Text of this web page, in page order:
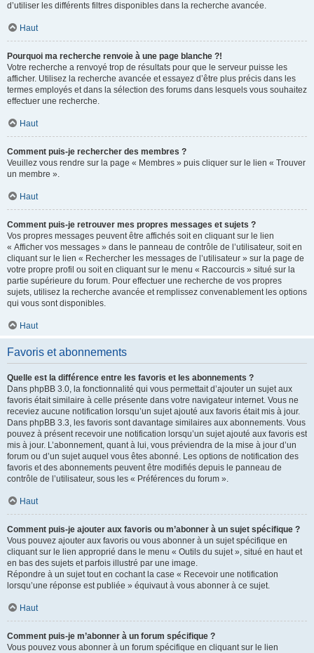
d’utiliser les différents filtres disponibles dans la recherche avancée.
Haut
Pourquoi ma recherche renvoie à une page blanche ?!
Votre recherche a renvoyé trop de résultats pour que le serveur puisse les
afficher. Utilisez la recherche avancée et essayez d’être plus précis dans les
termes employés et dans la sélection des forums dans lesquels vous souhaitez
effectuer une recherche.
Haut
Comment puis-je rechercher des membres ?
Veuillez vous rendre sur la page « Membres » puis cliquer sur le lien « Trouver
un membre ».
Haut
Comment puis-je retrouver mes propres messages et sujets ?
Vos propres messages peuvent être affichés soit en cliquant sur le lien
« Afficher vos messages » dans le panneau de contrôle de l’utilisateur, soit en
cliquant sur le lien « Rechercher les messages de l’utilisateur » sur la page de
votre propre profil ou soit en cliquant sur le menu « Raccourcis » situé sur la
partie supérieure du forum. Pour effectuer une recherche de vos propres
sujets, utilisez la recherche avancée et remplissez convenablement les options
qui vous sont disponibles.
Haut
Favoris et abonnements
Quelle est la différence entre les favoris et les abonnements ?
Dans phpBB 3.0, la fonctionnalité qui vous permettait d’ajouter un sujet aux
favoris était similaire à celle présente dans votre navigateur internet. Vous ne
receviez aucune notification lorsqu’un sujet ajouté aux favoris était mis à jour.
Dans phpBB 3.3, les favoris sont davantage similaires aux abonnements. Vous
pouvez à présent recevoir une notification lorsqu’un sujet ajouté aux favoris est
mis à jour. L’abonnement, quant à lui, vous préviendra de la mise à jour d’un
forum ou d’un sujet auquel vous êtes abonné. Les options de notification des
favoris et des abonnements peuvent être modifiés depuis le panneau de
contrôle de l’utilisateur, sous les « Préférences du forum ».
Haut
Comment puis-je ajouter aux favoris ou m’abonner à un sujet spécifique ?
Vous pouvez ajouter aux favoris ou vous abonner à un sujet spécifique en
cliquant sur le lien approprié dans le menu « Outils du sujet », situé en haut et
en bas des sujets et parfois illustré par une image.
Répondre à un sujet tout en cochant la case « Recevoir une notification
lorsqu’une réponse est publiée » équivaut à vous abonner à ce sujet.
Haut
Comment puis-je m’abonner à un forum spécifique ?
Vous pouvez vous abonner à un forum spécifique en cliquant sur le lien